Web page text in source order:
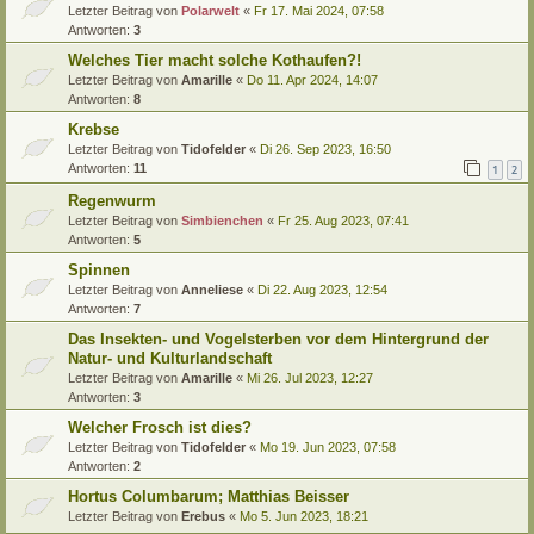
Letzter Beitrag von Polarwelt « Fr 17. Mai 2024, 07:58
Antworten: 3
Welches Tier macht solche Kothaufen?!
Letzter Beitrag von Amarille « Do 11. Apr 2024, 14:07
Antworten: 8
Krebse
Letzter Beitrag von Tidofelder « Di 26. Sep 2023, 16:50
Antworten: 11 1 2
Regenwurm
Letzter Beitrag von Simbienchen « Fr 25. Aug 2023, 07:41
Antworten: 5
Spinnen
Letzter Beitrag von Anneliese « Di 22. Aug 2023, 12:54
Antworten: 7
Das Insekten- und Vogelsterben vor dem Hintergrund der
Natur- und Kulturlandschaft
Letzter Beitrag von Amarille « Mi 26. Jul 2023, 12:27
Antworten: 3
Welcher Frosch ist dies?
Letzter Beitrag von Tidofelder « Mo 19. Jun 2023, 07:58
Antworten: 2
Hortus Columbarum; Matthias Beisser
Letzter Beitrag von Erebus « Mo 5. Jun 2023, 18:21